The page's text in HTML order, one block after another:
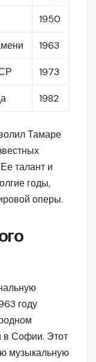
1950
1963
1973
1982
Тамаре
талант и
годы,
оперы.
году
в Софии. Этот
музыкальную